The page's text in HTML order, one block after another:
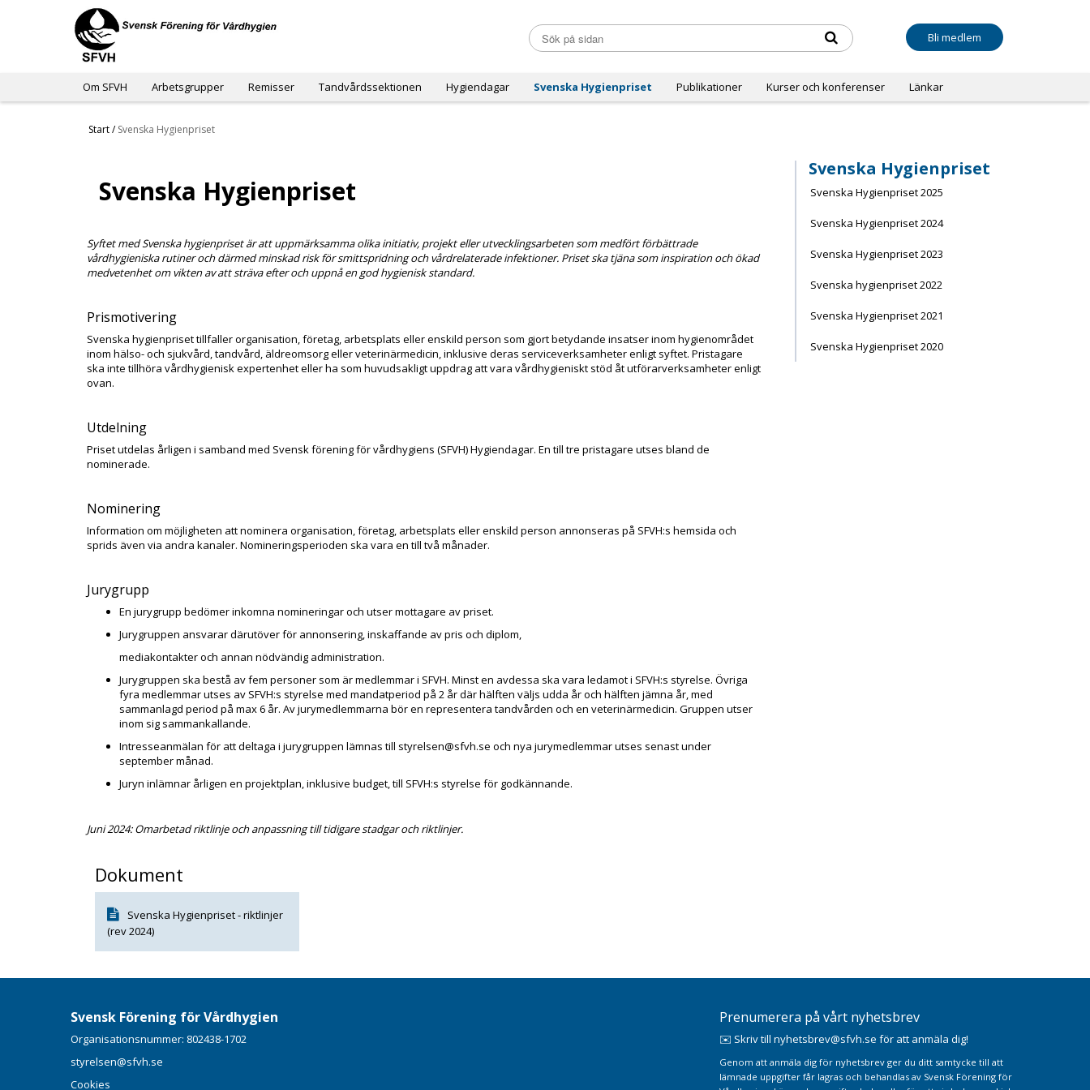
Bli medlem
Om SFVH Arbetsgrupper Remisser Tandvårdssektionen Hygiendagar Svenska Hygienpriset Publikationer Kurser och konferenser Länkar
Start/ Svenska Hygienpriset
Svenska Hygienpriset
Syftet med Svenska hygienpriset är att uppmärksamma olika initiativ, projekt eller utvecklingsarbeten som medfört förbättrade
vårdhygieniska rutiner och därmed minskad risk för smittspridning och vårdrelaterade infektioner. Priset ska tjäna som inspiration och ökad
medvetenhet om vikten av att sträva efter och uppnå en god hygienisk standard.
Prismotivering
Svenska hygienpriset tillfaller organisation, företag, arbetsplats eller enskild person som gjort betydande insatser inom hygienområdet
inom hälso- och sjukvård, tandvård, äldreomsorg eller veterinärmedicin, inklusive deras serviceverksamheter enligt syftet. Pristagare
ska inte tillhöra vårdhygienisk expertenhet eller ha som huvudsakligt uppdrag att vara vårdhygieniskt stöd åt utförarverksamheter enligt
ovan.
Utdelning
Priset utdelas årligen i samband med Svensk förening för vårdhygiens (SFVH) Hygiendagar. En till tre pristagare utses bland de
nominerade.
Nominering
Information om möjligheten att nominera organisation, företag, arbetsplats eller enskild person annonseras på SFVH:s hemsida och
sprids även via andra kanaler. Nomineringsperioden ska vara en till två månader.
Jurygrupp
En jurygrupp bedömer inkomna nomineringar och utser mottagare av priset.
Jurygruppen ansvarar därutöver för annonsering, inskaffande av pris och diplom,
mediakontakter och annan nödvändig administration.
Jurygruppen ska bestå av fem personer som är medlemmar i SFVH. Minst en avdessa ska vara ledamot i SFVH:s styrelse. Övriga
fyra medlemmar utses av SFVH:s styrelse med mandatperiod på 2 år där hälften väljs udda år och hälften jämna år, med
sammanlagd period på max 6 år. Av jurymedlemmarna bör en representera tandvården och en veterinärmedicin. Gruppen utser
inom sig sammankallande.
Intresseanmälan för att deltaga i jurygruppen lämnas till styrelsen@sfvh.se och nya jurymedlemmar utses senast under
september månad.
Juryn inlämnar årligen en projektplan, inklusive budget, till SFVH:s styrelse för godkännande.
Juni 2024: Omarbetad riktlinje och anpassning till tidigare stadgar och riktlinjer.
Dokument
Svenska Hygienpriset - riktlinjer
(rev 2024)
Svenska Hygienpriset
Svenska Hygienpriset 2025
Svenska Hygienpriset 2024
Svenska Hygienpriset 2023
Svenska hygienpriset 2022
Svenska Hygienpriset 2021
Svenska Hygienpriset 2020
Svensk Förening för Vårdhygien
Organisationsnummer: 802438-1702
styrelsen@sfvh.se
Cookies
Prenumerera på vårt nyhetsbrev
✉️ Skriv till nyhetsbrev@sfvh.se för att anmäla dig!
Genom att anmäla dig för nyhetsbrev ger du ditt samtycke till att
lämnade uppgifter får lagras och behandlas av Svensk Förening för